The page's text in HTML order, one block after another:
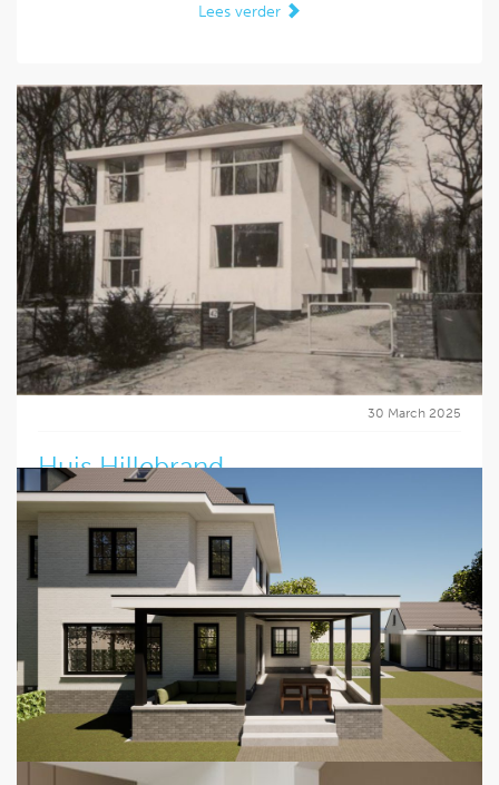
Lees verder
30 March 2025
Huis Hillebrand
Bijzonder nieuws: de vergunning is verleend voor de
renovatie en restauratie van het iconische Huis Hillebrand
van Architect G.H. Rietveld. De plannen zijn met
enthousiasme ontvangen door de gemeente Den
Haag. Ook voor rijksmonumenten levert FOAM met zorg
en precisie het benodigde tekenwerk. Heeft u plannen voor
restauratie of renovatie? Neem gerust contact met ons op
– we helpen u graag verder.
Lees verder